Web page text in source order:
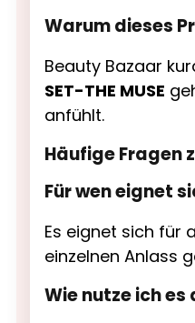
Warum dieses
Beauty Bazaar
SET-THE MUSE
anfühlt.
Häufige Fragen
Für wen eignet
Es eignet sich für
einzelnen Anlass
Wie nutze ich es